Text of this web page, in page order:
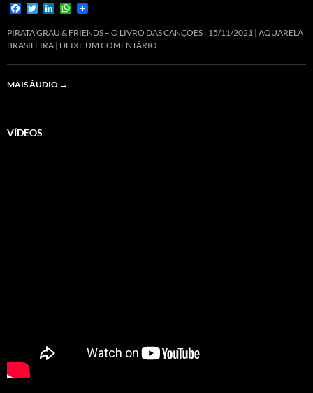
F
c
e
o
k
i
t
e
n
k
e
d
n
W
a
t
A
PIRATA GRAU & FRIENDS – O LIVRO DAS CANÇÕES 15/11/2021 AQUARELA
BRASILEIRA DEIXE UM COMENTÁRIO
MAIS ÁUDIO →
VÍDEOS